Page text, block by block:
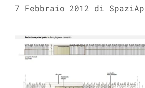
7 Febbraio 2012 di